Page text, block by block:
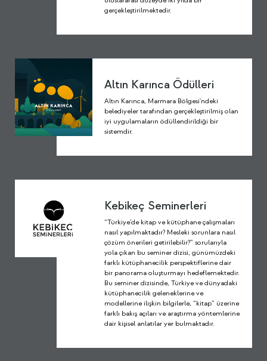
gerçekleştirilmektedir.
Altın Karınca Ödülleri
Altın Karınca, Marmara Bölgesi'ndeki
belediyeler tarafından gerçekleştirilmiş olan
iyi uygulamaların ödüllendirildiği bir
sistemdir.
Kebikeç Seminerleri
“Türkiye’de kitap ve kütüphane çalışmaları
nasıl yapılmaktadır? Mesleki sorunlara nasıl
çözüm önerileri getirilebilir?” sorularıyla
yola çıkan bu seminer dizisi, günümüzdeki
farklı kütüphanecilik perspektiflerine dair
bir panorama oluşturmayı hedeflemektedir.
Bu seminer dizisinde, Türkiye ve dünyadaki
kütüphanecilik geleneklerine ve
modellerine ilişkin bilgilerle, “kitap” üzerine
farklı bakış açıları ve araştırma yöntemlerine
dair kişisel anlatılar yer bulmaktadır.